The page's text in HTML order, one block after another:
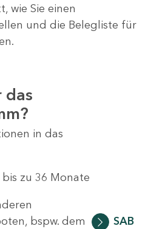
wie Sie einen
und die Belegliste für
das
in das
zu 36 Monate
bspw. dem
SAB